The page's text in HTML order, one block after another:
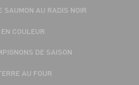
AU RADIS NOIR
COULEUR
DE SAISON
AU FOUR